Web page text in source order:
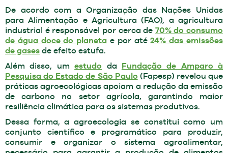
De acordo com a Organização das Nações Unidas
para Alimentação e Agricultura (FAO), a agricultura
industrial é responsável por cerca de 70% do consumo
de água doce do planeta e por até24% das emissões
de gases de efeito estufa.
Além disso, umestudo da Fundação de Amparo à
Pesquisa do Estado de São Paulo (Fapesp) revelou que
práticas agroecológicas apoiam a redução da emissão
de carbono no setor agrícola, garantindo maior
resiliência climática para os sistemas produtivos.
Dessa forma, a agroecologia se constitui como um
conjunto científico e programático para produzir,
consumir e organizar o sistema agroalimentar,